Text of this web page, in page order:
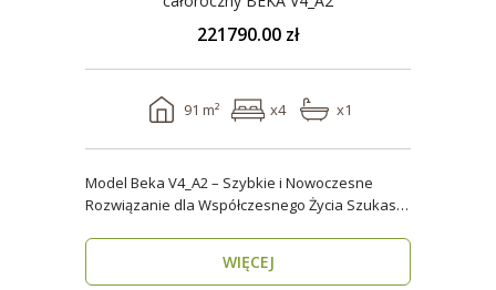
221790.00 zł
91 m² x4 x1
Model Beka V4_A2 – Szybkie i Nowoczesne
Rozwiązanie dla Współczesnego Życia Szukasz
WIĘCEJ